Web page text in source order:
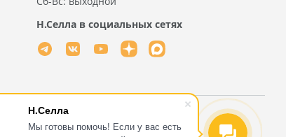
Н.Селла
Мы готовы помочь! Если у вас есть
Н.Селла в социальных сетях